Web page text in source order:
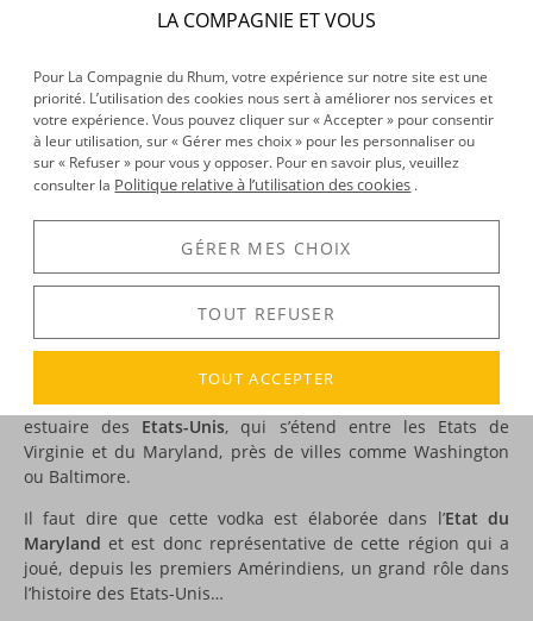
DÉCOUVERTE
Voir tous les produits :The Bay
Le saviez-vous ? Si l’on assimile le plus souvent la vodka à la
Russie, il existe également des vodkas… américaines !
Il suffit pour cela de se tourner vers la marque
nom rend hommage à la baie de Chesapeake, le plus grand
estuaire des Etats-Unis, qui s’étend entre les Etats de
Virginie et du Maryland, près de villes comme Washington
ou Baltimore.
Il faut dire que cette vodka est élaborée dans l’Etat du
Maryland et est donc représentative de cette région qui a
joué, depuis les premiers Amérindiens, un grand rôle dans
l’histoire des Etats-Unis…
LA COMPAGNIE ET VOUS
Pour La Compagnie du Rhum, votre expérience sur notre site est une
priorité. L’utilisation des cookies nous sert à améliorer nos services et
votre expérience. Vous pouvez cliquer sur « Accepter » pour consentir
à leur utilisation, sur « Gérer mes choix » pour les personnaliser ou
sur « Refuser » pour vous y opposer. Pour en savoir plus, veuillez
consulter la Politique relative à l’utilisation des cookies .
GÉRER MES CHOIX
TOUT REFUSER
TOUT ACCEPTER